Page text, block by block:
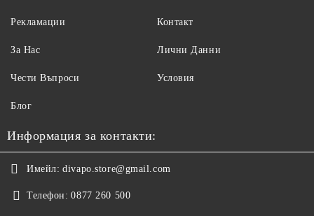
Рекламации
За Нас
Чести Въпроси
Контакт
Лични Данни
Условия
Блог
Информация за контакти:
Имейл: divapo.store@gmail.com
Телефон: 0877 260 500